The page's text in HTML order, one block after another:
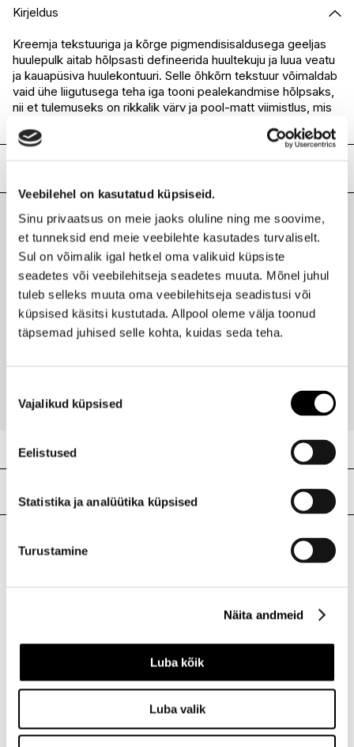
Veebilehel on kasutatud küpsiseid.
Sinu privaatsus on meie jaoks oluline ning me soovime,
et tunneksid end meie veebilehte kasutades turvaliselt.
Sul on võimalik igal hetkel oma valikuid küpsiste
seadetes või veebilehitseja seadetes muuta. Mõnel juhul
tuleb selleks muuta oma veebilehitseja seadistusi või
küpsised käsitsi kustutada. Allpool oleme välja toonud
täpsemad juhised selle kohta, kuidas seda teha.
valik
Vajalikud küpsised
Eelistused
Statistika ja analüütika küpsised
Turustamine
Näita andmeid
Luba kõik
Luba valik
I.L.U. Kristiine
I.L.U. Ülemiste
Ei ole saadaval
I.L.U. Rocca
Ei ole saadaval
I.L.U. Lõunakeskus
Ei ole saadaval
I.L.U. Pärnu
Ei ole saadaval
Kirjeldus
Kreemja tekstuuriga ja kõrge pigmendisisaldusega geeljas
huulepulk aitab hõlpsasti defineerida huultekuju ja luua veatu
ja kauapüsiva huulekontuuri. Selle õhkõrn tekstuur võimaldab
vaid ühe liigutusega teha iga tooni pealekandmise hõlpsaks,
nii et tulemuseks on rikkalik värv ja pool-matt viimistlus, mis
Kaubamärk
SHISEIDO
Laokood
H0175613
Ribakood
0729238148024
Viimati vaadatud tooted
SHISEIDO
Meie poed
I.L.U. Rocca al Mare
Rocca al Mare Kaubanduskeskus
Paldiski mnt 102, Tallinn